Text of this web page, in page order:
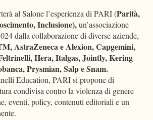
al Salone l’esperienza di PARI (Parità,
Inclusione),un’associazione
dalla collaborazione di diverse aziende,
AstraZeneca e Alexion, Capgemini,
Hera, Italgas, Jointly, Kering
Prysmian, Salp e Snam.
Education, PARI si propone di
condivisa contro la violenza di genere
eventi, policy, contenuti editoriali e un